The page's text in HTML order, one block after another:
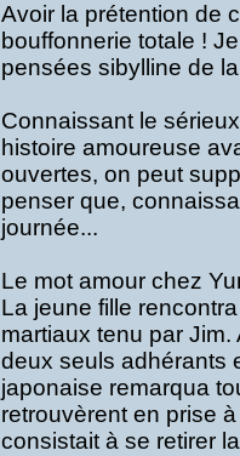
Avoir la prétention de
bouffonnerie totale !
pensées sibylline de
Connaissant le
histoire amoureuse
ouvertes, on peut
penser que,
journée...
Le mot amour chez
La jeune fille
martiaux tenu par
deux seuls adhérants
japonaise remarqua
retrouvèrent en prise
consistait à se retirer